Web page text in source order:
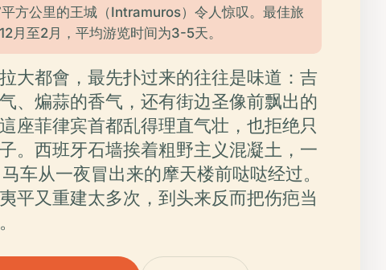
方公里的王城（Intramuros）令人惊叹。最佳旅
月至2月，平均游览时间为3-5天。
大都會，最先扑过来的往往是味道：吉
、煸蒜的香气，还有街边圣像前飘出的
座菲律宾首都乱得理直气壮，也拒绝只
。西班牙石墙挨着粗野主义混凝土，一
车从一夜冒出来的摩天楼前哒哒经过。
平又重建太多次，到头来反而把伤疤当